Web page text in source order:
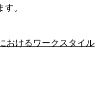
。
おけるワークスタイル